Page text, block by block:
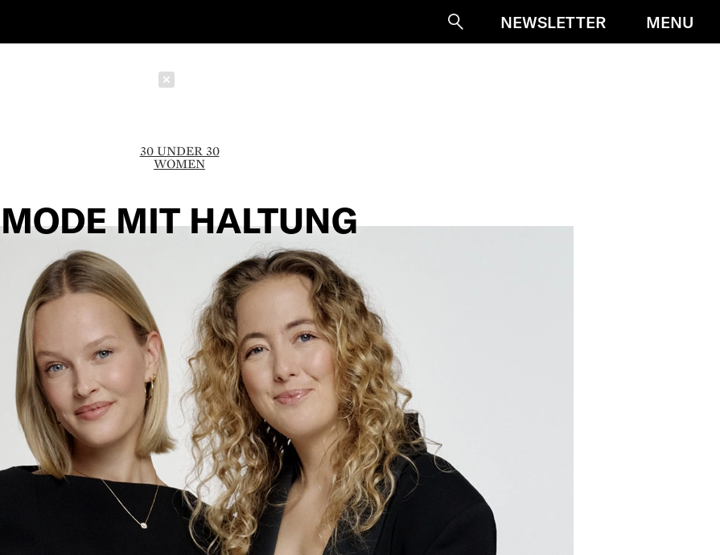
SucheNEWSLETTER MENU
30 UNDER 30
WOMEN
MODE MIT HALTUNG